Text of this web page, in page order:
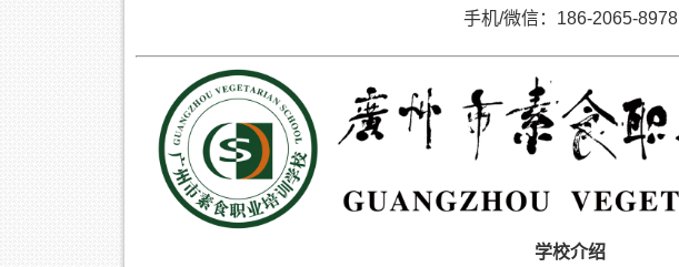
手机/微信：186-2065-8978
学校介绍